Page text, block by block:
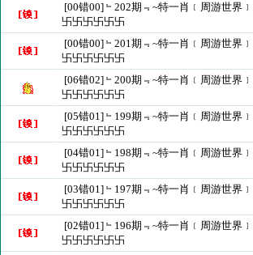
[00错00]﹄202期﹃~特一肖﹝周游世界
卐卐卐卐卐卐
[00错00]﹄201期﹃~特一肖﹝周游世界
卐卐卐卐卐卐
[06错02]﹄200期﹃~特一肖﹝周游世界
卐卐卐卐卐卐
[05错01]﹄199期﹃~特一肖﹝周游世界
卐卐卐卐卐卐
[04错01]﹄198期﹃~特一肖﹝周游世界
卐卐卐卐卐卐
[03错01]﹄197期﹃~特一肖﹝周游世界
卐卐卐卐卐卐
[02错01]﹄196期﹃~特一肖﹝周游世界
卐卐卐卐卐卐